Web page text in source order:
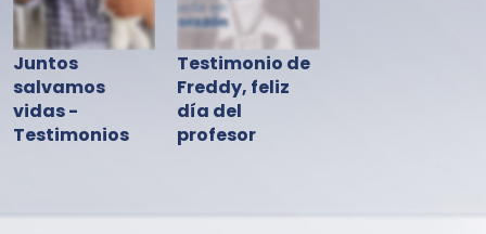
Juntos
salvamos
vidas -
Testimonios
Testimonio de
Freddy, feliz
día del
profesor